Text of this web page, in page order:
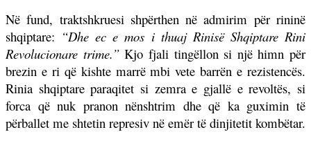
Në fund, traktshkruesi shpërthen në admirim për rininë
shqiptare: “Dhe ec e mos i thuaj Rinisë Shqiptare Rini
Revolucionare trime.”Kjo fjali tingëllon si një himn për
brezin e ri që kishte marrë mbi vete barrën e rezistencës.
Rinia shqiptare paraqitet si zemra e gjallë e revoltës, si
forca që nuk pranon nënshtrim dhe që ka guximin të
përballet me shtetin represiv në emër të dinjitetit kombëtar.